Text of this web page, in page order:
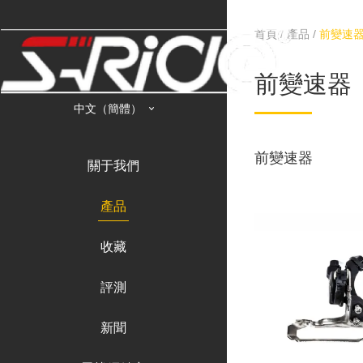
中文（簡體）
關于我們
產品
收藏
評測
新聞
首頁/ 產品 /前變速
前變速器
前變速器